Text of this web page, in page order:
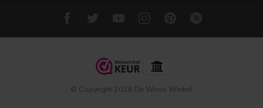
© Copyright 2026 De Woon Winkel